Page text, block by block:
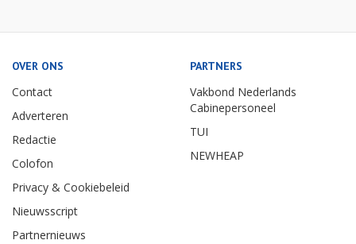
OVER ONS
Contact
Adverteren
Redactie
Colofon
Privacy & Cookiebeleid
Nieuwsscript
Partnernieuws
PARTNERS
Vakbond Nederlands
Cabinepersoneel
TUI
NEWHEAP